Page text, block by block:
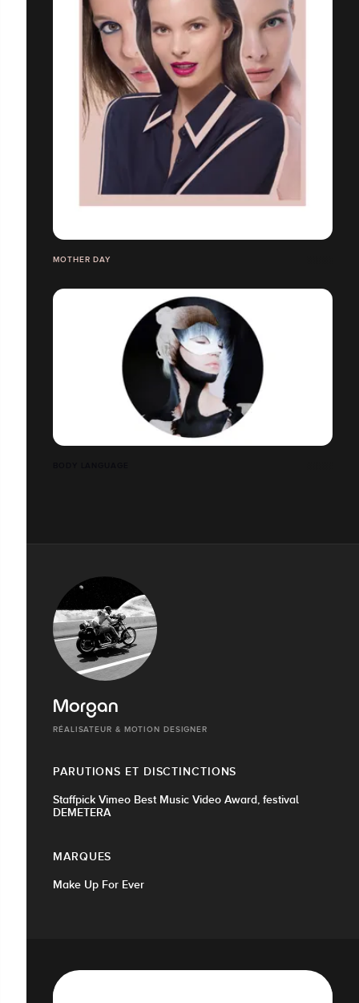
MOTHER DAY
Morgan
RÉALISATEUR & MOTION DESIGNER
PARUTIONS ET DISCTINCTIONS
Staffpick Vimeo Best Music Video Award, festival
DEMETERA
MARQUES
Make Up For Ever